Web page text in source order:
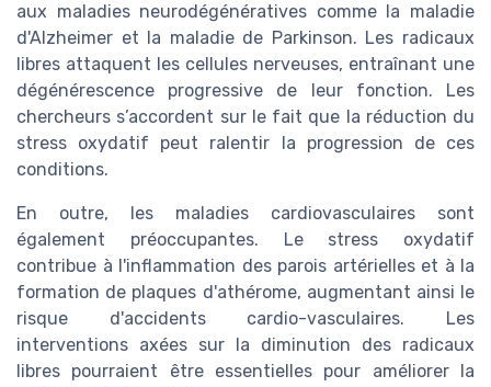
aux maladies neurodégénératives comme la maladie
d'Alzheimer et la maladie de Parkinson. Les radicaux
libres attaquent les cellules nerveuses, entraînant une
dégénérescence progressive de leur fonction. Les
chercheurs s’accordent sur le fait que la réduction du
stress oxydatif peut ralentir la progression de ces
conditions.
En outre, les maladies cardiovasculaires sont
également préoccupantes. Le stress oxydatif
contribue à l'inflammation des parois artérielles et à la
formation de plaques d'athérome, augmentant ainsi le
risque d'accidents cardio-vasculaires. Les
interventions axées sur la diminution des radicaux
libres pourraient être essentielles pour améliorer la